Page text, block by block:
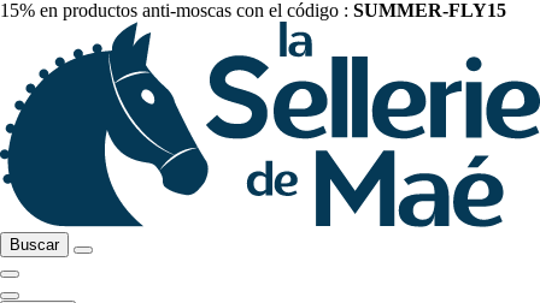
15% en productos anti-moscas con el código : SUMMER-FLY15
Buscar